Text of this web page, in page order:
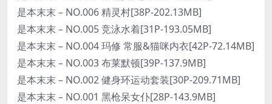
是本末末 – NO.006 精灵村[38P-202.13MB]
是本末末 – NO.005 竞泳水着[31P-193.05MB]
是本末末 – NO.004 玛修 常服&猫咪内衣[42P-72.14MB]
是本末末 – NO.003 布莱默顿[39P-137.9MB]
是本末末 – NO.002 健身环运动套装[30P-209.71MB]
是本末末 – NO.001 黑枪呆女仆[28P-143.9MB]